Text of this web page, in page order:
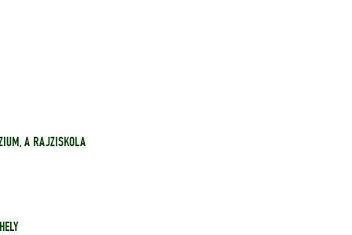
A RAJZISKOLA